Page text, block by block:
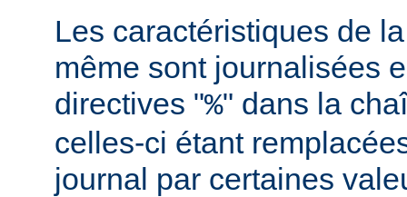
Les caractéristiques de
même sont journalisées
directives "%" dans la
celles-ci étant
journal par certaines